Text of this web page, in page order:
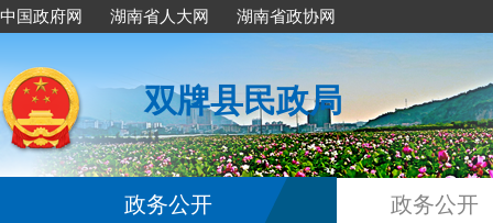
中国政府网 湖南省人大网 湖南省政协网
双牌县民政局
政务公开 政务公开